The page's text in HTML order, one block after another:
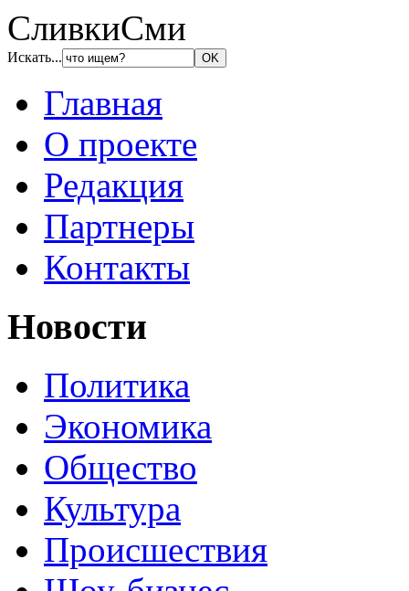
СливкиСми
Искать...
Главная
О проекте
Редакция
Партнеры
Контакты
Новости
Политика
Экономика
Общество
Культура
Происшествия